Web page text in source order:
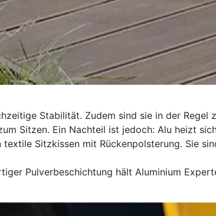
Stabilität. Zudem sind sie in der Regel
Sitzen. Ein Nachteil ist jedoch: Alu heizt
Sitzkissen mit Rückenpolsterung. Sie
Pulverbeschichtung hält Aluminium